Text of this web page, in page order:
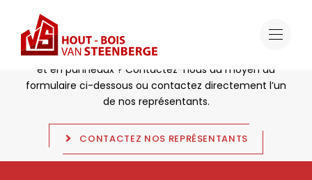
Souhaitez-vous collaborer ?
Vous recherchez un partenaire solide en bois résineux
et en panneaux ? Contactez-nous au moyen du
formulaire ci-dessous ou contactez directement l’un
de nos représentants.
CONTACTEZ NOS REPRÉSENTANTS